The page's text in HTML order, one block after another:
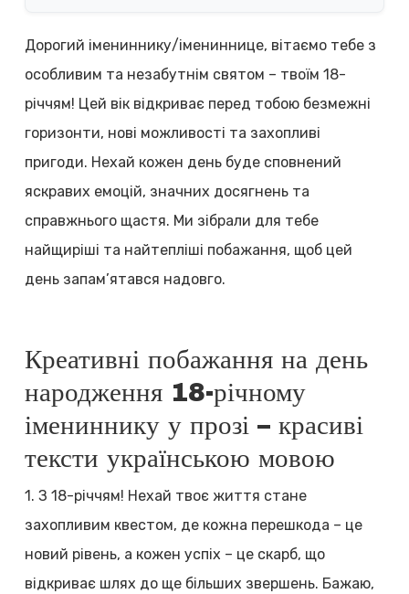
Дорогий імениннику/імениннице, вітаємо тебе з
особливим та незабутнім святом – твоїм 18-
річчям! Цей вік відкриває перед тобою безмежні
горизонти, нові можливості та захопливі
пригоди. Нехай кожен день буде сповнений
яскравих емоцій, значних досягнень та
справжнього щастя. Ми зібрали для тебе
найщиріші та найтепліші побажання, щоб цей
день запам’ятався надовго.
Креативні побажання на день
народження 18-річному
імениннику у прозі – красиві
тексти українською мовою
1. З 18-річчям! Нехай твоє життя стане
захопливим квестом, де кожна перешкода – це
новий рівень, а кожен успіх – це скарб, що
відкриває шлях до ще більших звершень. Бажаю,